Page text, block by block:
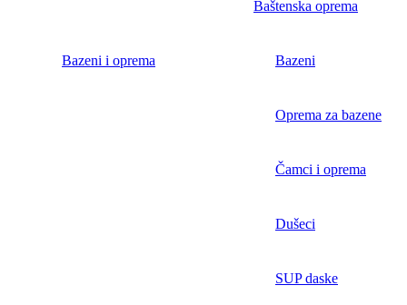
Baštenska oprema
Bazeni i oprema Bazeni
Oprema za bazene
Čamci i oprema
Dušeci
SUP daske